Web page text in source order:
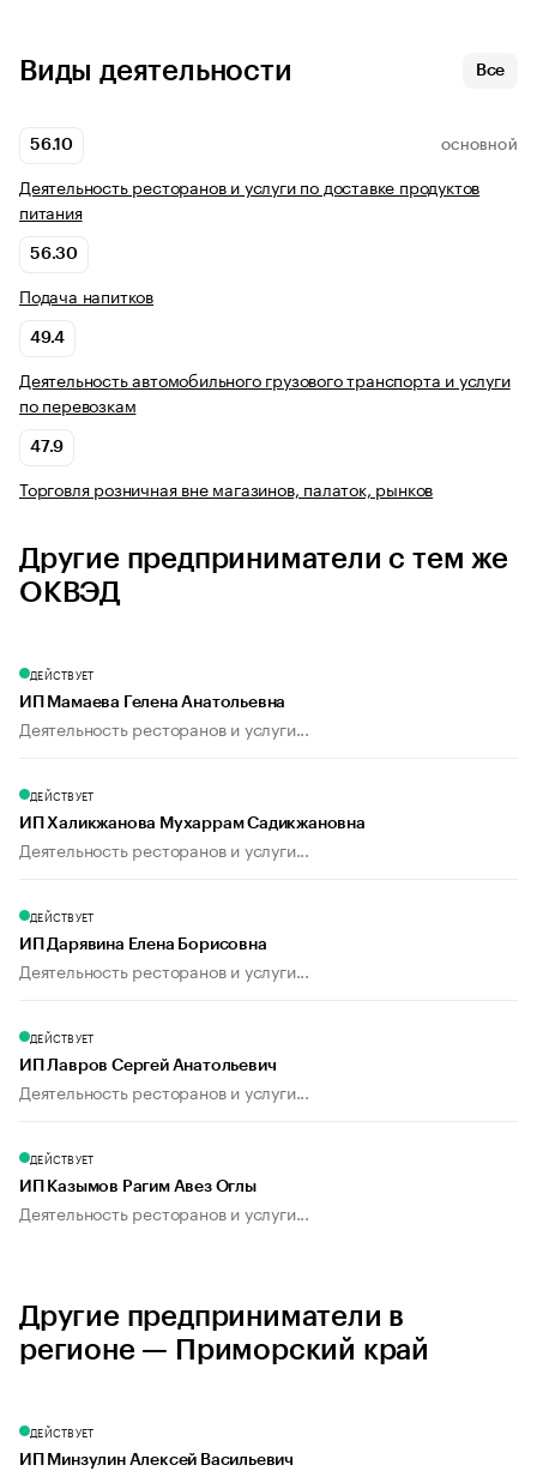
Виды деятельности Все
56.10 ОСНОВНОЙ
Деятельность ресторанов и услуги по доставке продуктов
питания
56.30
Подача напитков
49.4
Деятельность автомобильного грузового транспорта и услуги
по перевозкам
47.9
Торговля розничная вне магазинов, палаток, рынков
Другие предприниматели с тем же
ОКВЭД
ДЕЙСТВУЕТ
ИП Мамаева Гелена Анатольевна
Деятельность ресторанов и услуги...
ДЕЙСТВУЕТ
ИП Халикжанова Мухаррам Садикжановна
Деятельность ресторанов и услуги...
ДЕЙСТВУЕТ
ИП Дарявина Елена Борисовна
Деятельность ресторанов и услуги...
ДЕЙСТВУЕТ
ИП Лавров Сергей Анатольевич
Деятельность ресторанов и услуги...
ДЕЙСТВУЕТ
ИП Казымов Рагим Авез Оглы
Деятельность ресторанов и услуги...
Другие предприниматели в
регионе — Приморский край
ДЕЙСТВУЕТ
ИП Минзулин Алексей Васильевич